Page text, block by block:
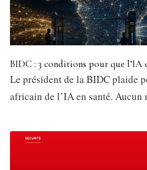
BIDC : 3 conditions pour que l’IA
Le président de la BIDC plaide
africain de l’IA en santé. Aucun